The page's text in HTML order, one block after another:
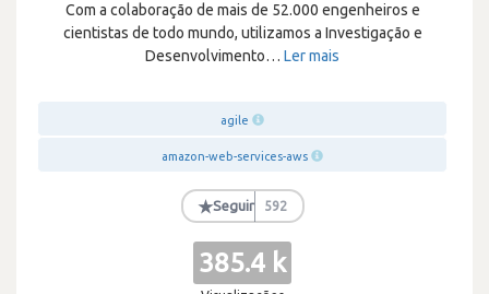
Com a colaboração de mais de 52.000 engenheiros e
cientistas de todo mundo, utilizamos a Investigação e
Desenvolvimento… Ler mais
agile
amazon-web-services-aws
★Seguir 592
385.4 k